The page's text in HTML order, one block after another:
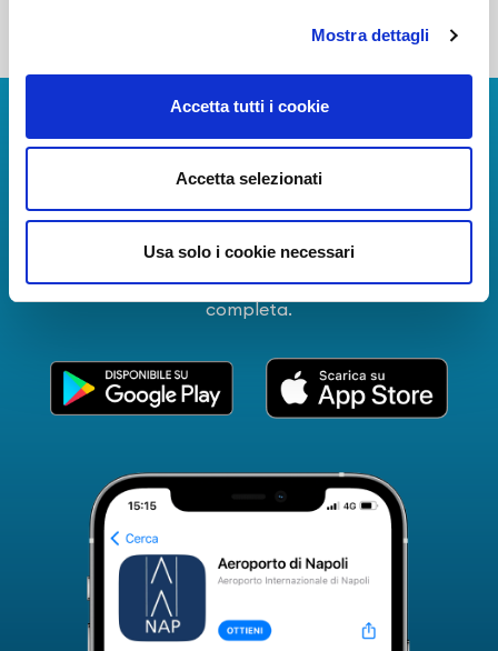
Mostra dettagli
Accetta tutti i cookie
Accetta selezionati
Usa solo i cookie necessari
Scarica App
La Guida dei Servizi dell'Aeroporto Internazionale di
Informazioni in tempo reale sui voli, tutti i servizi e i
numeri utili per rendere la tua esperienza
all'Aeroporto di Napoli ancora più coinvolgente e
completa.